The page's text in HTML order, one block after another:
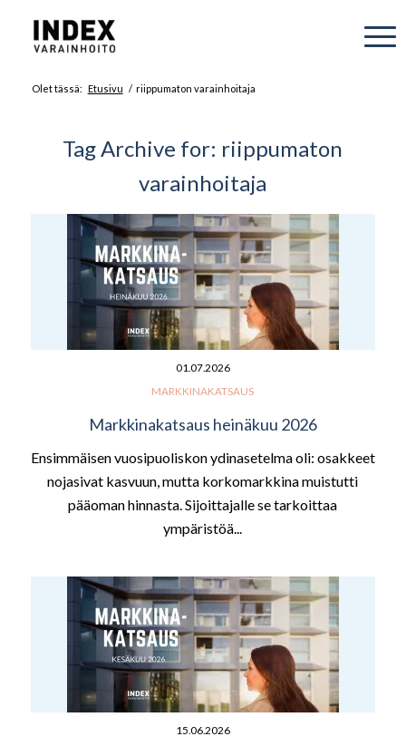
Olet tässä: Etusivu / riippumaton varainhoitaja
Tag Archive for: riippumaton
varainhoitaja
01.07.2026
MARKKINAKATSAUS
Markkinakatsaus heinäkuu 2026
Ensimmäisen vuosipuoliskon ydinasetelma oli: osakkeet
nojasivat kasvuun, mutta korkomarkkina muistutti
pääoman hinnasta. Sijoittajalle se tarkoittaa
ympäristöä...
15.06.2026